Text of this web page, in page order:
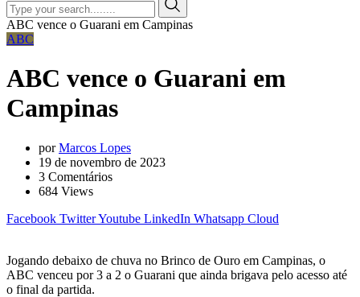
ABC vence o Guarani em Campinas
ABC
ABC vence o Guarani em
Campinas
porMarcos Lopes
19 de novembro de 2023
3 Comentários
684 Views
Facebook TwitterYoutube LinkedIn Whatsapp Cloud
Jogando debaixo de chuva no Brinco de Ouro em Campinas, o
ABC venceu por 3 a 2 o Guarani que ainda brigava pelo acesso até
o final da partida.